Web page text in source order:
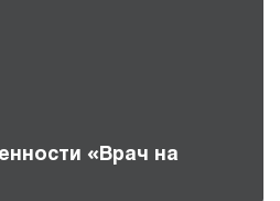
«Врач на